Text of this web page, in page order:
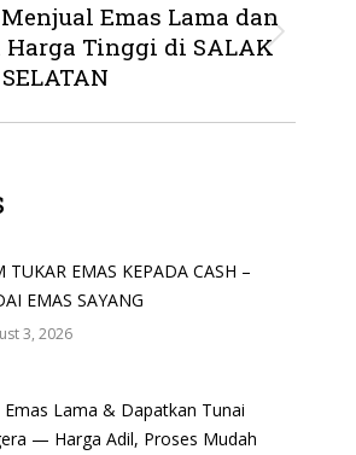
Next
post:
Emas Lama dan
Harga Tinggi di SALAK
SELATAN
TUKAR EMAS KEPADA CASH –
EMAS SAYANG
3, 2026
Emas Lama & Dapatkan Tunai
— Harga Adil, Proses Mudah